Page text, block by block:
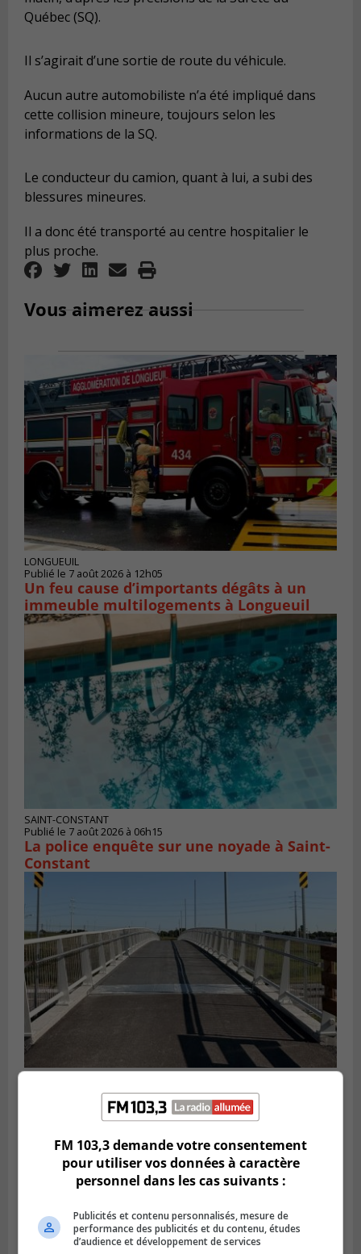
Québec (SQ).
Il s’agirait d’une sortie de route du véhicule.
Aucun autre automobiliste n’a été impliqué dans
cette collision mineure, toujours selon les
informations de la SQ.
Le conducteur du camion, quant à lui, a subi des
blessures mineures.
Il a donc été transporté au centre hospitalier le
plus proche.
Vous aimerez aussi
LONGUEUIL
Publié le 7 août 2026 à 12h05
Un feu cause d’importants dégâts à un
immeuble multilogements à Longueuil
SAINT-CONSTANT
Publié le 7 août 2026 à 06h15
La police enquête sur une noyade à Saint-
Constant
Publié le 6 août 2026 à 16h00
La piste cyclable de Brossard au pont S.-De
Champlain est ouverte
FM 103,3 demande votre consentement
pour utiliser vos données à caractère
personnel dans les cas suivants :
Publicités et contenu personnalisés, mesure de
performance des publicités et du contenu, études
d’audience et développement de services